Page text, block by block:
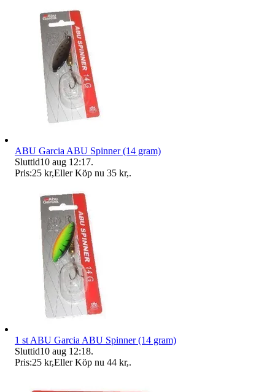
ABU Garcia ABU Spinner (14 gram)
Sluttid10 aug 12:17.
Pris:25 kr,Eller Köp nu 35 kr,.
1 st ABU Garcia ABU Spinner (14 gram)
Sluttid10 aug 12:18.
Pris:25 kr,Eller Köp nu 44 kr,.